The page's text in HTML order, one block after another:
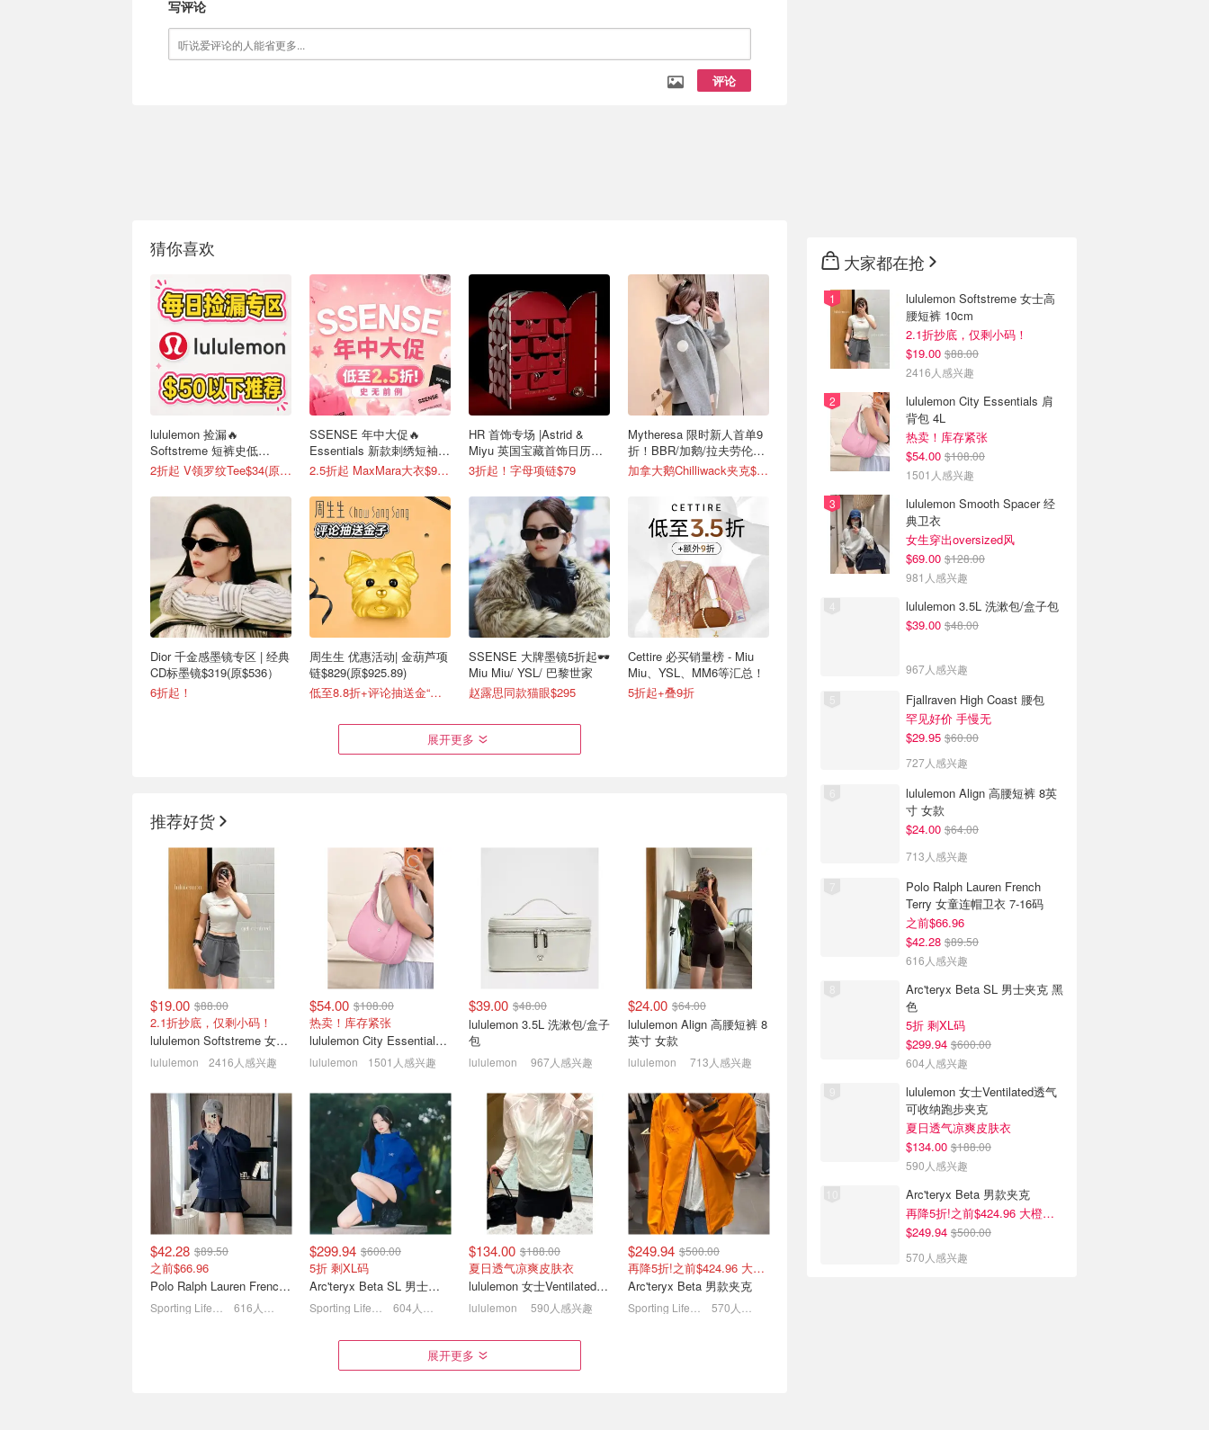
写评论
评论
猜你喜欢
lululemon 捡漏🔥
Softstreme 短裤史低
$19(原$88)
2折起 V领罗纹Tee$34(原$68)
Dior 千金感墨镜专区 | 经典
CD标墨镜$319(原$536）
6折起！
SSENSE 年中大促🔥
Essentials 新款刺绣短袖
$63
2.5折起 MaxMara大衣$916 (原$2130)
周生生 优惠活动| 金葫芦项
链$829(原$925.89)
低至8.8折+评论抽送金“小狗”
HR 首饰专场 |Astrid &
Miyu 英国宝藏首饰日历套
装$250(原$835)
3折起！字母项链$79
SSENSE 大牌墨镜5折起🕶️
Miu Miu/ YSL/ 巴黎世家
赵露思同款猫眼$295
Mytheresa 限时新人首单9
折！BBR/加鹅/拉夫劳伦降
价
加拿大鹅Chilliwack夹克$715(官网$795）
Cettire 必买销量榜 - Miu
Miu、YSL、MM6等汇总！
5折起+叠9折
Burberry 围巾大促专场！经
典字母围巾$296(原$520)
5折起！反季囤！
Swarovski 年中大促 | 经典
爆闪网球手链$83(原$119)
6折起！女明星都爱单钻耳钉$55
Mejuri 折扣区2降！情人节
限定款爱心项链$159
Oakley 女表配饰精选上新
运动墨镜$141
三针皮革手表 $136
Coach奥莱 深夜突袭大降
😱超精致白金卡包$60 上
新！
2折起！老花拖鞋才$36
大牌墨镜超低价| 封面ysl
墨镜比官网便宜$500+
低至3.9折+额外7折
Loverboy 小众辣妹风针织
帽🧢红色猪咪帽$85 (原
$265)
3折起！Lisa、欧阳娜娜都在戴
Tiffany & Co 新品女表配饰
MK 奥莱 年中折扣区💥中
号相机包$76 压纹钱包$50
展开更多
推荐好货
$19.00 $88.00
2.1折抄底，仅剩小码！
lululemon Softstreme 女士高腰短裤 10cm
lululemon 2416人感兴趣
$54.00 $108.00
热卖！库存紧张
lululemon City Essentials 肩背包 4L
lululemon 1501人感兴趣
$39.00 $48.00
lululemon 3.5L 洗漱包/盒子
包
lululemon 967人感兴趣
$24.00 $64.00
lululemon Align 高腰短裤 8
英寸 女款
lululemon 713人感兴趣
$42.28 $89.50
之前$66.96
Polo Ralph Lauren French Terry 女童连帽卫衣 7-16码
$299.94 $600.00
5折 剩XL码
Arc'teryx Beta SL 男士夹克 黑色
$134.00 $188.00
夏日透气凉爽皮肤衣
lululemon 女士Ventilated透气可收纳跑步夹克
lululemon 590人感兴趣
$249.94 $500.00
再降5折!之前$424.96 大橙子好显白 蹲补
Arc'teryx Beta 男款夹克
展开更多
大家都在抢
lululemon Softstreme 女士高
腰短裤 10cm
2.1折抄底，仅剩小码！
$19.00 $88.00
2416人感兴趣
lululemon City Essentials 肩
背包 4L
热卖！库存紧张
$54.00 $108.00
1501人感兴趣
lululemon Smooth Spacer 经
典卫衣
女生穿出oversized风
$69.00 $128.00
981人感兴趣
lululemon 3.5L 洗漱包/盒子包
$39.00 $48.00
967人感兴趣
Fjallraven High Coast 腰包
罕见好价 手慢无
$29.95 $60.00
727人感兴趣
lululemon Align 高腰短裤 8英
寸 女款
$24.00 $64.00
713人感兴趣
Polo Ralph Lauren French
Terry 女童连帽卫衣 7-16码
之前$66.96
$42.28 $89.50
616人感兴趣
Arc'teryx Beta SL 男士夹克 黑
色
5折 剩XL码
$299.94 $600.00
604人感兴趣
lululemon 女士Ventilated透气
可收纳跑步夹克
夏日透气凉爽皮肤衣
$134.00 $188.00
590人感兴趣
Arc'teryx Beta 男款夹克
再降5折!之前$424.96 大橙子好显白 蹲补
$249.94 $500.00
570人感兴趣